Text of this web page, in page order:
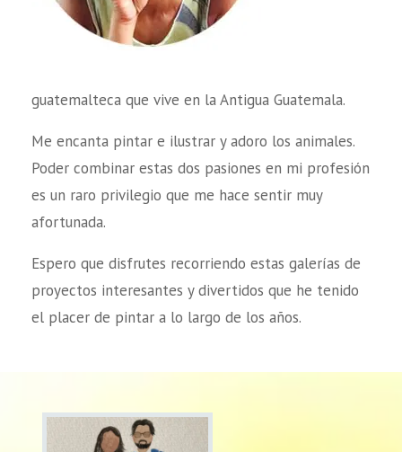
guatemalteca que vive en la Antigua Guatemala.
Me encanta pintar e ilustrar y adoro los animales.
Poder combinar estas dos pasiones en mi profesión
es un raro privilegio que me hace sentir muy
afortunada.
Espero que disfrutes recorriendo estas galerías de
proyectos interesantes y divertidos que he tenido
el placer de pintar a lo largo de los años.